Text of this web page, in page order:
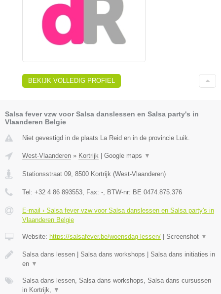
BEKIJK VOLLEDIG PROFIEL
Salsa fever vzw voor Salsa danslessen en Salsa party's in
Vlaanderen Belgie
Niet gevestigd in de plaats La Reid en in de provincie Luik.
West-Vlaanderen » Kortrijk Google maps ▼
Stationsstraat 09, 8500 Kortrijk (West-Vlaanderen)
Tel: +32 4 86 893553, Fax: -, BTW-nr: BE 0474.875.376
E-mail › Salsa fever vzw voor Salsa danslessen en Salsa party's in
Vlaanderen Belgie
Website: https://salsafever.be/woensdag-lessen/ Screenshot ▼
Salsa dans lessen | Salsa dans workshops | Salsa dans initiaties in
en ▼
Salsa dans lessen, Salsa dans workshops, Salsa dans cursussen
in Kortrijk, ▼